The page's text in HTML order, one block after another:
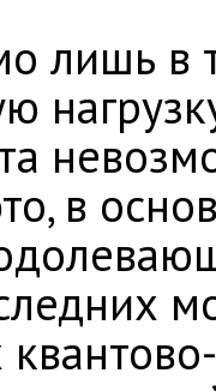
лишь в
в